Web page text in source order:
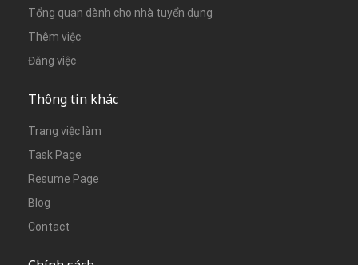
Tổng quan dành cho nhà tuyển dụng
Thêm việc
Đăng việc
Thông tin khác
Trang việc làm
Task Page
Resume Page
Blog
Contact